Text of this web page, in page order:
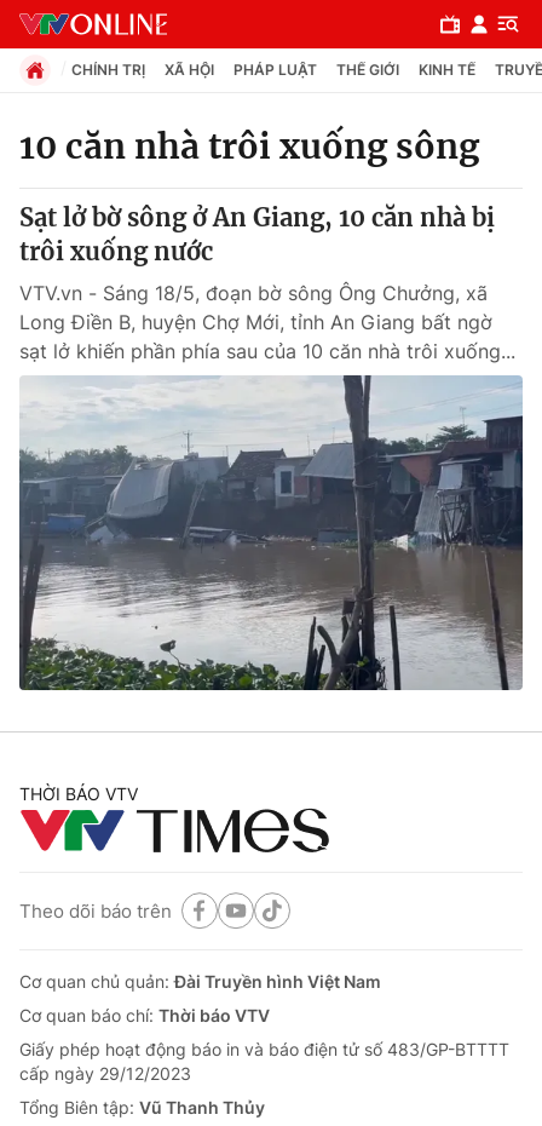
Chuyên mục
Chính trị
Xã hội
Pháp luật
Y tế
Thế giới
Tin tức
Thế giới đó đây
Câu chuyện quốc tế
Kinh tế
Tài chính
Thị trường
Góc doanh nghiệp
Dữ liệu và đời sống
Truyền hình
Phim VTV
Hậu trường
Giải sao mai
Giải trí
Điện ảnh
Âm nhạc
Du lịch
Làm đẹp
Chất lượng cuộc sống
Tuyển sinh
Học trực tuyến
Công nghệ
Hitech Công nghệ tương lai
Sản phẩm
Giao lưu trực tuyến
CHÍNH TRỊ XÃ HỘI PHÁP LUẬT THẾ GIỚI KINH TẾ
10 căn nhà trôi xuống sông
Sạt lở bờ sông ở An Giang, 10 căn nhà bị
trôi xuống nước
VTV.vn - Sáng 18/5, đoạn bờ sông Ông Chưởng, xã
Long Điền B, huyện Chợ Mới, tỉnh An Giang bất ngờ
sạt lở khiến phần phía sau của 10 căn nhà trôi xuống...
THỜI BÁO VTV
Theo dõi báo trên
Cơ quan chủ quản:Đài Truyền hình Việt Nam
Cơ quan báo chí: Thời báo VTV
Giấy phép hoạt động báo in và báo điện tử số 483/GP-BTTTT
cấp ngày 29/12/2023
Tổng Biên tập: Vũ Thanh Thủy